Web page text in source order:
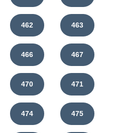
462 463
466 467
470 471
474 475